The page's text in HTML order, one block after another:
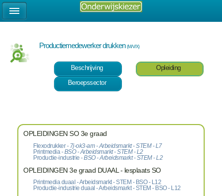
Productiemedewerker drukken(M/V/X)
Beschrijving
Opleiding
Beroepssector
OPLEIDINGEN SO 3e graad
Flexodrukker - 7j-ok3-am - Arbeidsmarkt - STEM - L7
Printmedia -BSO - Arbeidsmarkt - STEM - L2
Productie-industrie -BSO - Arbeidsmarkt - STEM - L2
OPLEIDINGEN 3e graad DUAAL - lesplaats SO
Printmedia duaal - Arbeidsmarkt - STEM - BSO - L12
Productie-industrie duaal - Arbeidsmarkt - STEM - BSO - L12